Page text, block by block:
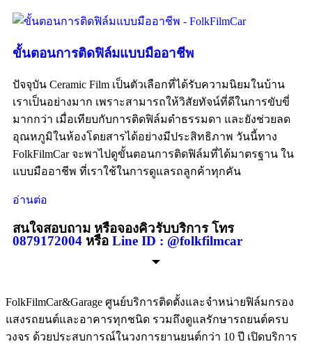
ขั้นตอนการติดฟิล์มแบบมืออาชีพ
ปัจจุบัน Ceramic Film เป็นตัวเลือกที่ได้รับความนิยมในบ้าน
เราเป็นอย่างมาก เพราะสามารถให้วิสัยทัจน์ที่ดีในการขับขี่
มากกว่า เมื่อเทียบกับการติดฟิล์มดำธรรมดา และยังช่วยลด
อุณหภูมิในห้องโดยสารได้อย่างมีประสิทธิภาพ วันนี้ทาง
FolkFilmCar จะพาไปดูขั้นตอนการติดฟิล์มที่ได้มาตรฐาน ใน
แบบมืออาชีพ ที่เราใช้ในการดูแลรถลูกค้าทุกคัน
อ่านต่อ
สนใจสอบถาม หรือจองคิวรับบริการ โทร
0879172004 หรือ Line ID : @folkfilmcar
FolkFilmCar&Garage ศูนย์บริการติดตั้งและจำหน่ายฟิล์มกรอง
แสงรถยนต์และอาคารทุกชนิด รวมถึงดูแลรักษารถยนต์ครบ
วงจร ด้วยประสบการณ์ในวงการยานยนต์กว่า 10 ปี เปิดบริการ